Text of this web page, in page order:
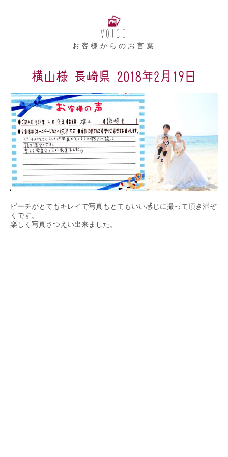
VOICE
お客様からのお言葉
横山様 長崎県 2018年2月19日
ビーチがとてもキレイで写真もとてもいい感じに撮って頂き満ぞ
くです。
楽しく写真さつえい出来ました。